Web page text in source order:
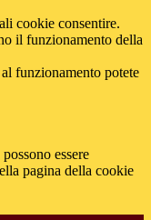
cookie consentire.
il funzionamento della
funzionamento potete
essere
pagina della cookie